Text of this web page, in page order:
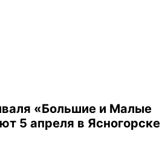
«Большие и Малые
5 апреля в Ясногорске